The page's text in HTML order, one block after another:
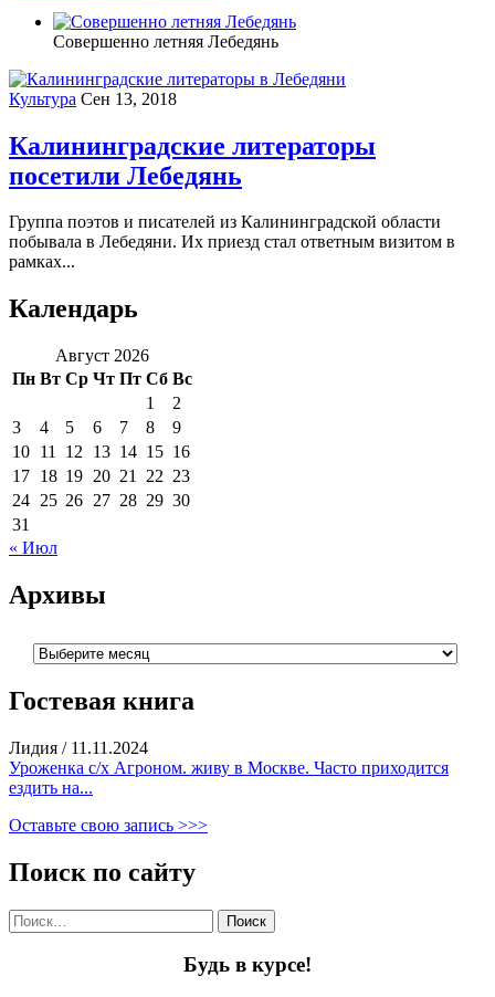
Совершенно летняя Лебедянь
Культура Сен 13, 2018
Калининградские литераторы
посетили Лебедянь
Группа поэтов и писателей из Калининградской области
побывала в Лебедяни. Их приезд стал ответным визитом в
рамках...
Календарь
Август 2026
Пн Вт Ср Чт Пт Сб Вс
1
2
3
4 5 6 7 8
9
10 11 12 13 14 15 16
17 18 19 20 21 22 23
24 25 26 27 28 29 30
31
« Июл
Архивы
Архивы
Гостевая книга
Лидия / 11.11.2024
Уроженка с/х Агроном. живу в Москве. Часто приходится
ездить на...
Оставьте свою запись >>>
Поиск по сайту
Найти:
Будь в курсе!